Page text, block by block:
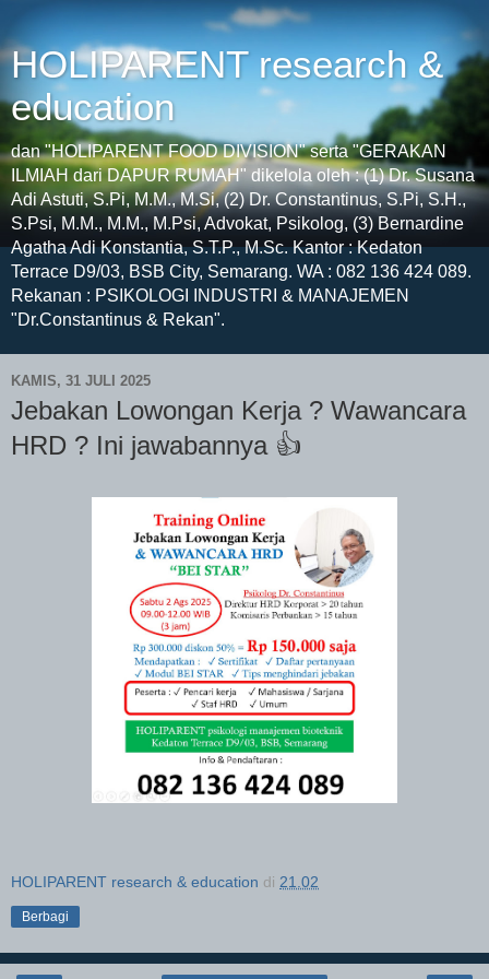
HOLIPARENT research &
education
dan "HOLIPARENT FOOD DIVISION" serta "GERAKAN
ILMIAH dari DAPUR RUMAH" dikelola oleh : (1) Dr. Susana
Adi Astuti, S.Pi, M.M., M.Si, (2) Dr. Constantinus, S.Pi, S.H.,
S.Psi, M.M., M.M., M.Psi, Advokat, Psikolog, (3) Bernardine
Agatha Adi Konstantia, S.T.P., M.Sc. Kantor : Kedaton
Terrace D9/03, BSB City, Semarang. WA : 082 136 424 089.
Rekanan : PSIKOLOGI INDUSTRI & MANAJEMEN
"Dr.Constantinus & Rekan".
KAMIS, 31 JULI 2025
Jebakan Lowongan Kerja ? Wawancara
HRD ? Ini jawabannya 👍
HOLIPARENT research & education di 21.02
Berbagi